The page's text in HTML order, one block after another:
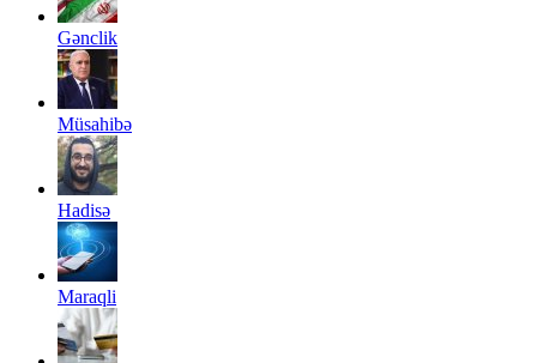
Gənclik
Müsahibə
Hadisə
Maraqli